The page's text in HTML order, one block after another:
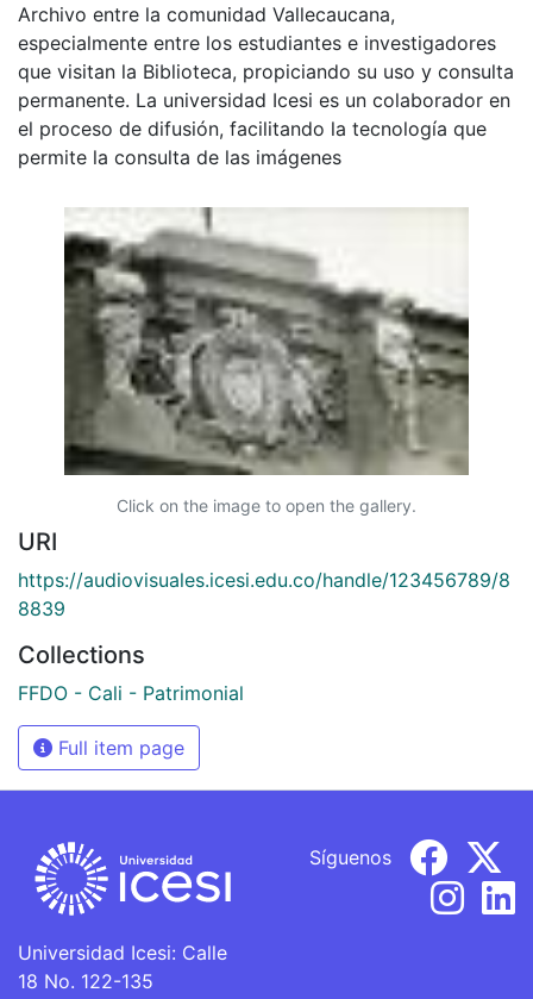
Archivo entre la comunidad Vallecaucana,
especialmente entre los estudiantes e investigadores
que visitan la Biblioteca, propiciando su uso y consulta
permanente. La universidad Icesi es un colaborador en
el proceso de difusión, facilitando la tecnología que
permite la consulta de las imágenes
Click on the image to open the gallery.
URI
https://audiovisuales.icesi.edu.co/handle/123456789/8
8839
Collections
FFDO - Cali - Patrimonial
Full item page
Universidad Icesi: Calle
18 No. 122-135
Síguenos